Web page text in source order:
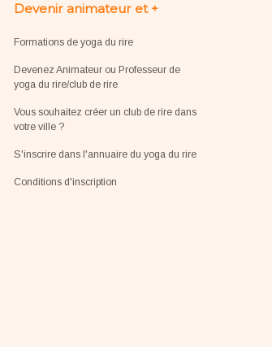
Devenir animateur et +
Formations de yoga du rire
Devenez Animateur ou Professeur de
yoga du rire/club de rire
Vous souhaitez créer un club de rire dans
votre ville ?
S'inscrire dans l'annuaire du yoga du rire
Conditions d'inscription